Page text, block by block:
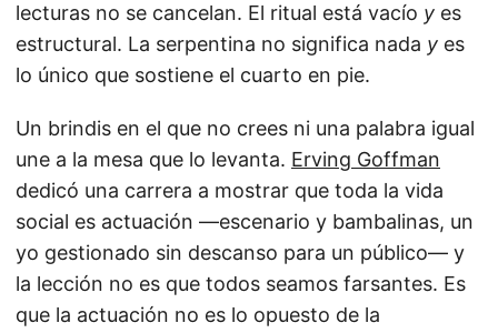
lecturas no se cancelan. El ritual está vacío y es
estructural. La serpentina no significa nada y es
lo único que sostiene el cuarto en pie.
Un brindis en el que no crees ni una palabra igual
une a la mesa que lo levanta. Erving Goffman
dedicó una carrera a mostrar que toda la vida
social es actuación —escenario y bambalinas, un
yo gestionado sin descanso para un público— y
la lección no es que todos seamos farsantes. Es
que la actuación no es lo opuesto de la